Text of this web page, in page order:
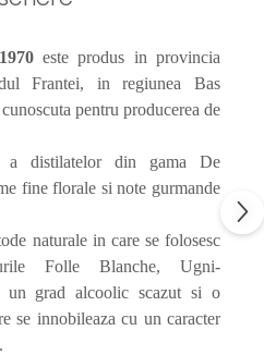
este produs in provincia
Frantei, in regiunea Bas
pentru producerea de
a distilatelor din gama De
fine florale si note gurmande
naturale in care se folosesc
Folle Blanche, Ugni-
grad alcoolic scazut si o
se innobileaza cu un caracter